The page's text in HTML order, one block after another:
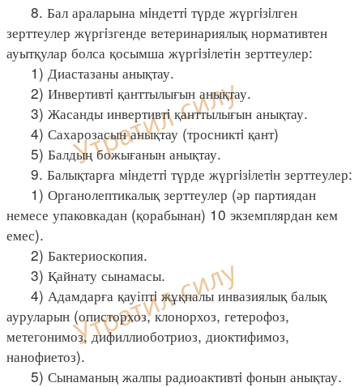
8. Бал араларына мiндеттi түрде жүргiзiлген
зерттеулер жүргiзгенде ветеринариялық нормативтен
ауытқулар болса қосымша жүргiзiлетін зерттеулер:
1) Диастазаны анықтау.
2) Инвертивтi қанттылығын анықтау.
3) Жасанды инвертивтi қанттылығын анықтау.
4) Сахарозасын анықтау (тросниктi қант)
5) Балдың божығанын анықтау.
9. Балықтарға мiндеттi түрде жүргiзiлетiн зерттеулер:
1) Органолептикалық зерттеулер (әр партиядан
немесе упаковкадан (қорабынан) 10 экземплярдан кем
емес).
2) Бактериоскопия.
3) Қайнату сынамасы.
4) Адамдарға қауіптi жұқпалы инвазиялық балық
ауруларын (описторхоз, клонорхоз, гетерофоз,
метегонимоз, дифиллиоботриоз, диоктифимоз,
нанофиетоз).
5) Сынаманың жалпы радиоактивтi фонын анықтау.